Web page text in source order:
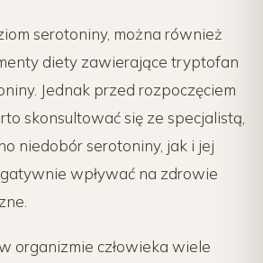
serotoniny, można również
diety zawierające tryptofan
Jednak przed rozpoczęciem
skonsultować się ze specjalistą,
niedobór serotoniny, jak i jej
wpływać na zdrowie
organizmie człowieka wiele